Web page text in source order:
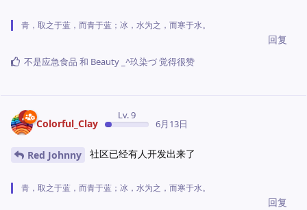
青，取之于蓝，而青于蓝；冰，水为之，而寒于水。
回复
不是应急食品 和 ‭Beauty _^玖染づ觉得很赞
Colorful_Clay
Lv. 9
6月13日
Red Johnny 社区已经有人开发出来了
青，取之于蓝，而青于蓝；冰，水为之，而寒于水。
回复